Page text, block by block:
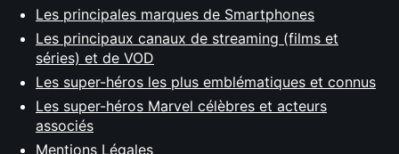
Les principales marques de Smartphones
Les principaux canaux de streaming (films et
séries) et de VOD
Les super-héros les plus emblématiques et connus
Les super-héros Marvel célèbres et acteurs
associés
Mentions Légales